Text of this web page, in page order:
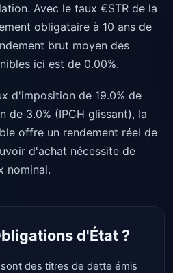
Avec le taux €STR de la
obligataire à 10 ans de
brut moyen des
ici est de 0.00%.
d'imposition de 19.0% de
de 3.0% (IPCH glissant), la
offre un rendement réel de
d'achat nécessite de
nominal.
d'État ?
des titres de dette émis